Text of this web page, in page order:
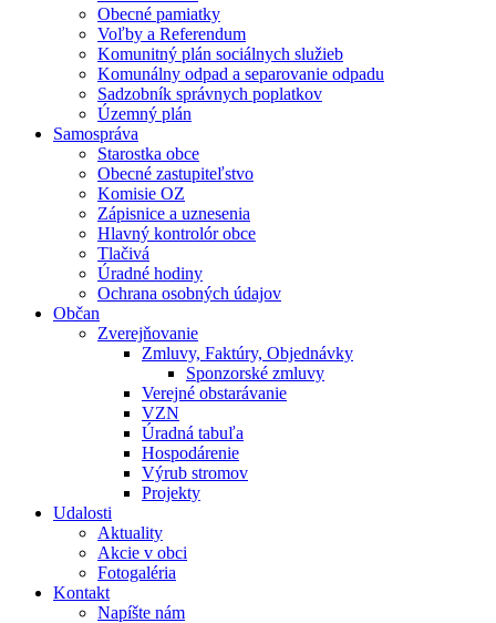
Obecné pamiatky
Voľby a Referendum
Komunitný plán sociálnych služieb
Komunálny odpad a separovanie odpadu
Sadzobník správnych poplatkov
Územný plán
Samospráva
Starostka obce
Obecné zastupiteľstvo
Komisie OZ
Zápisnice a uznesenia
Hlavný kontrolór obce
Tlačivá
Úradné hodiny
Ochrana osobných údajov
Občan
Zverejňovanie
Zmluvy, Faktúry, Objednávky
Sponzorské zmluvy
Verejné obstarávanie
VZN
Úradná tabuľa
Hospodárenie
Výrub stromov
Projekty
Udalosti
Aktuality
Akcie v obci
Fotogaléria
Kontakt
Napíšte nám